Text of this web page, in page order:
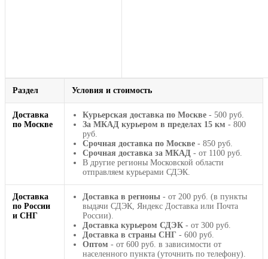
Раздел Условия и стоимость
Доставка
по Москве
Курьерская доставка по Москве - 500 руб.
За МКАД курьером в пределах 15 км - 800
руб.
Срочная доставка по Москве - 850 руб.
Срочная доставка за МКАД - от 1100 руб.
В другие регионы Московской области
отправляем курьерами СДЭК.
Доставка
по России
и СНГ
Доставка в регионы - от 200 руб. (в пункты
выдачи СДЭК, Яндекс Доставка или Почта
России).
Доставка курьером СДЭК - от 300 руб.
Доставка в страны СНГ - 600 руб.
Оптом - от 600 руб. в зависимости от
населенного пункта (уточнить по телефону).